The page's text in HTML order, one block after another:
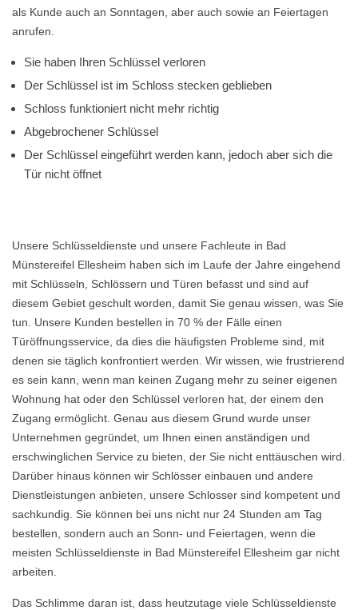
als Kunde auch an Sonntagen, aber auch sowie an Feiertagen
anrufen.
Sie haben Ihren Schlüssel verloren
Der Schlüssel ist im Schloss stecken geblieben
Schloss funktioniert nicht mehr richtig
Abgebrochener Schlüssel
Der Schlüssel eingeführt werden kann, jedoch aber sich die
Tür nicht öffnet
Unsere Schlüsseldienste und unsere Fachleute in Bad
Münstereifel Ellesheim haben sich im Laufe der Jahre eingehend
mit Schlüsseln, Schlössern und Türen befasst und sind auf
diesem Gebiet geschult worden, damit Sie genau wissen, was Sie
tun. Unsere Kunden bestellen in 70 % der Fälle einen
Türöffnungsservice, da dies die häufigsten Probleme sind, mit
denen sie täglich konfrontiert werden. Wir wissen, wie frustrierend
es sein kann, wenn man keinen Zugang mehr zu seiner eigenen
Wohnung hat oder den Schlüssel verloren hat, der einem den
Zugang ermöglicht. Genau aus diesem Grund wurde unser
Unternehmen gegründet, um Ihnen einen anständigen und
erschwinglichen Service zu bieten, der Sie nicht enttäuschen wird.
Darüber hinaus können wir Schlösser einbauen und andere
Dienstleistungen anbieten, unsere Schlosser sind kompetent und
sachkundig. Sie können bei uns nicht nur 24 Stunden am Tag
bestellen, sondern auch an Sonn- und Feiertagen, wenn die
meisten Schlüsseldienste in Bad Münstereifel Ellesheim gar nicht
arbeiten.
Das Schlimme daran ist, dass heutzutage viele Schlüsseldienste